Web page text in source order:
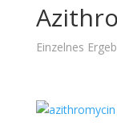
Einzelnes